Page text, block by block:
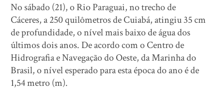
No sábado (21), o Rio Paraguai, no trecho de
Cáceres, a 250 quilômetros de Cuiabá, atingiu 35 cm
de profundidade, o nível mais baixo de água dos
últimos dois anos. De acordo com o Centro de
Hidrografia e Navegação do Oeste, da Marinha do
Brasil, o nível esperado para esta época do ano é de
1,54 metro (m).